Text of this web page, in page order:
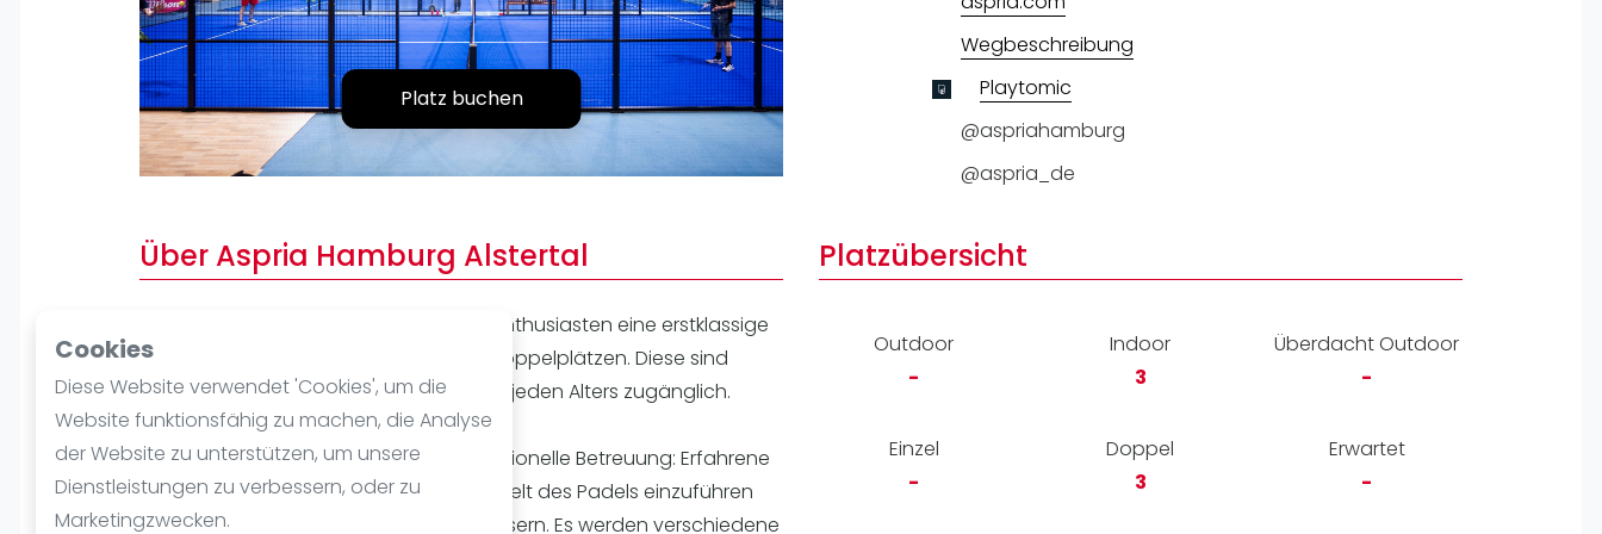
Cookies
Diese Website verwendet 'Cookies', um die
Website funktionsfähig zu machen, die Analyse
der Website zu unterstützen, um unsere
Dienstleistungen zu verbessern, oder zu
Marketingzwecken.
Verschiedenes
FIP Frauen
Leipzig
Dortmund
Essen
Platz buchen
Wegbeschreibung
Playtomic
@aspriahamburg
@aspria_de
Über Aspria Hamburg Alstertal
Aspria Hamburg Alstertal bietet Padel-Enthusiasten eine erstklassige
Spielstätte mit drei modernen Indoor-Doppelplätzen. Diese sind
sowohl für Mitglieder als auch für Gäste jeden Alters zugänglich.
Die Anlage legt großen Wert auf professionelle Betreuung: Erfahrene
Trainer stehen bereit, um Spieler in die Welt des Padels einzuführen
oder bestehende Fähigkeiten zu verbessern. Es werden verschiedene
Platzübersicht
Outdoor
-
Indoor
3
Überdacht Outdoor
-
Einzel
-
Doppel
3
Erwartet
-